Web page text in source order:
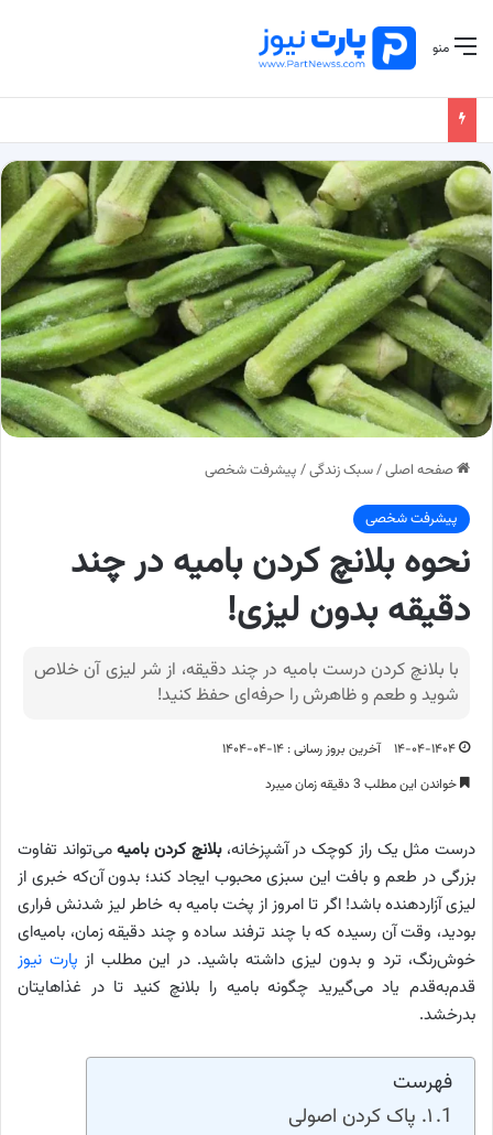
منو
صفحه اصلی/سبک زندگی/ پیشرفت شخصی
پیشرفت شخصی
نحوه بلانچ کردن بامیه در چند
دقیقه بدون لیزی!
با بلانچ کردن درست بامیه در چند دقیقه، از شر لیزی آن خلاص
شوید و طعم و ظاهرش را حرفه‌ای حفظ کنید!
۱۴-۰۴-۱۴۰۴
آخرین بروز رسانی : ۱۴-۰۴-۱۴۰۴
خواندن این مطلب 3 دقیقه زمان میبرد
درست مثل یک راز کوچک در آشپزخانه،بلانچ کردن بامیهمی‌تواند تفاوت
بزرگی در طعم و بافت این سبزی محبوب ایجاد کند؛ بدون آن‌که خبری از
لیزی آزاردهنده باشد! اگر تا امروز از پخت بامیه به خاطر لیز شدنش فراری
بودید، وقت آن رسیده که با چند ترفند ساده و چند دقیقه زمان، بامیه‌ای
خوش‌رنگ، ترد و بدون لیزی داشته باشید. در این مطلب از پارت نیوز
قدم‌به‌قدم یاد می‌گیرید چگونه بامیه را بلانچ کنید تا در غذاهایتان
بدرخشد.
فهرست
۱. پاک کردن اصولی